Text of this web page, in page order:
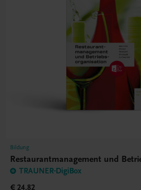
Bildung
Restaurantmanagement und
TRAUNER-DigiBox
€ 24,82